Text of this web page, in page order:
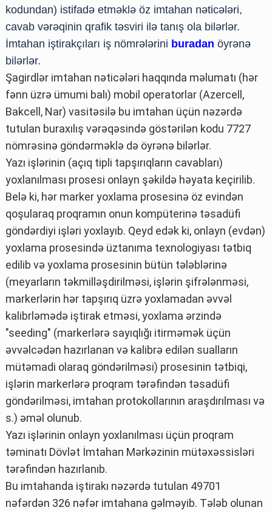
kodundan) istifadə etməklə öz imtahan nəticələri,
cavab vərəqinin qrafik təsviri ilə tanış ola bilərlər.
İmtahan iştirakçıları iş nömrələrini buradan öyrənə
bilərlər.
Şagirdlər imtahan nəticələri haqqında məlumatı (hər
fənn üzrə ümumi balı) mobil operatorlar (Azercell,
Bakcell, Nar) vasitəsilə bu imtahan üçün nəzərdə
tutulan buraxılış vərəqəsində göstərilən kodu 7727
nömrəsinə göndərməklə də öyrənə bilərlər.
Yazı işlərinin (açıq tipli tapşırıqların cavabları)
yoxlanılması prosesi onlayn şəkildə həyata keçirilib.
Belə ki, hər marker yoxlama prosesinə öz evindən
qoşularaq proqramın onun kompüterinə təsadüfi
göndərdiyi işləri yoxlayıb. Qeyd edək ki, onlayn (evdən)
yoxlama prosesində üztanıma texnologiyası tətbiq
edilib və yoxlama prosesinin bütün tələblərinə
(meyarların təkmilləşdirilməsi, işlərin şifrələnməsi,
markerlərin hər tapşırıq üzrə yoxlamadan əvvəl
kalibrləmədə iştirak etməsi, yoxlama ərzində
"seeding" (markerlərə sayıqlığı itirməmək üçün
əvvəlcədən hazırlanan və kalibrə edilən sualların
mütəmadi olaraq göndərilməsi) prosesinin tətbiqi,
işlərin markerlərə proqram tərəfindən təsadüfi
göndərilməsi, imtahan protokollarının araşdırılması və
s.) əməl olunub.
Yazı işlərinin onlayn yoxlanılması üçün proqram
təminatı Dövlət İmtahan Mərkəzinin mütəxəssisləri
tərəfindən hazırlanıb.
Bu imtahanda iştirakı nəzərdə tutulan 49701
nəfərdən 326 nəfər imtahana gəlməyib. Tələb olunan